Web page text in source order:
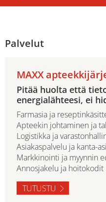
Palvelut
MAXX
Pitää huolta että
energialähteesi, ei
Farmasia ja
Apteekin johtaminen ja
Logistikka ja
Asiakaspalvelu ja kanta-
Markkinointi ja myynnin
Annosjakelu ja hoitokodit
TUTUSTU